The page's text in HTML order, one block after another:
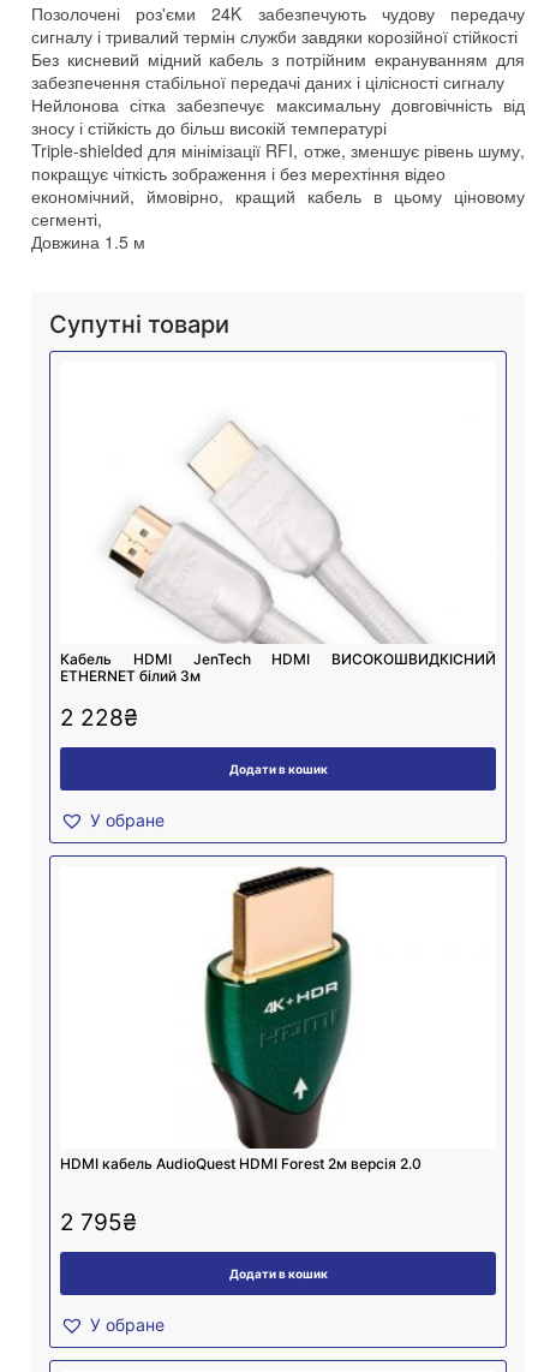
Позолочені роз'єми 24K забезпечують чудову передачу
сигналу і тривалий термін служби завдяки корозійної стійкості
Без кисневий мідний кабель з потрійним екрануванням для
забезпечення стабільної передачі даних і цілісності сигналу
Нейлонова сітка забезпечує максимальну довговічність від
зносу і стійкість до більш високій температурі
Triple-shielded для мінімізації RFI, отже, зменшує рівень шуму,
покращує чіткість зображення і без мерехтіння відео
економічний, ймовірно, кращий кабель в цьому ціновому
сегменті,
Довжина 1.5 м
Супутні товари
Кабель HDMI JenTech HDMI ВИСОКОШВИДКІСНИЙ
ETHERNET білий 3м
2 228₴
Додати в кошик
У обране
HDMI кабель AudioQuest HDMI Forest 2м версія 2.0
2 795₴
Додати в кошик
У обране